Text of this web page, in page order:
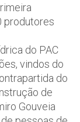
produtores
do PAC
vindos do
do
de
Gouveia